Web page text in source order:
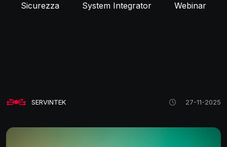
Sicurezza System Integrator Webinar
SERVINTEK 27-11-2025